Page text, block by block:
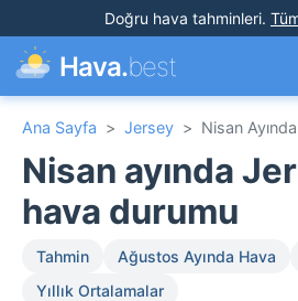
Doğru hava tahminleri.
Hava.best
Ana Sayfa > Jersey > Nisan
Nisan ayında
hava durumu
Tahmin Ağustos Ayında Hava
Yıllık Ortalamalar